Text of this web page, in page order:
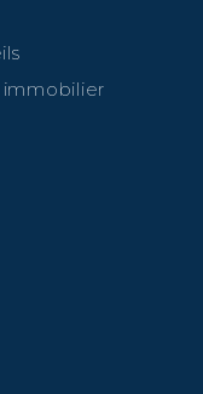
immobilier